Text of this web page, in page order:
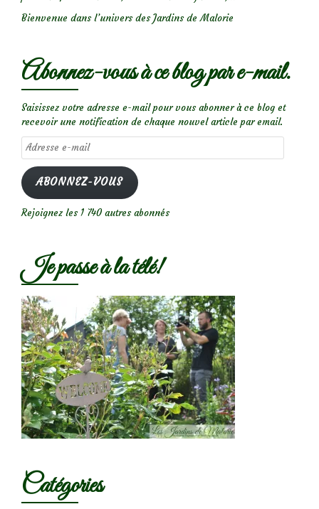
Bienvenue dans l’univers des Jardins de Malorie
Abonnez-vous à ce blog par e-mail.
Saisissez votre adresse e-mail pour vous abonner à ce blog et
recevoir une notification de chaque nouvel article par email.
Adresse
e-
mail
ABONNEZ-VOUS
Rejoignez les 1 740 autres abonnés
Je passe à la télé!
Catégories